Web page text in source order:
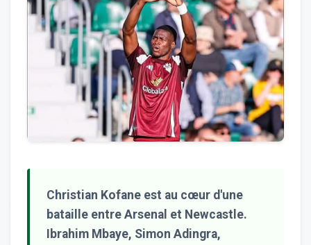
Christian Kofane est au cœur d'une
bataille entre Arsenal et Newcastle.
Ibrahim Mbaye, Simon Adingra,